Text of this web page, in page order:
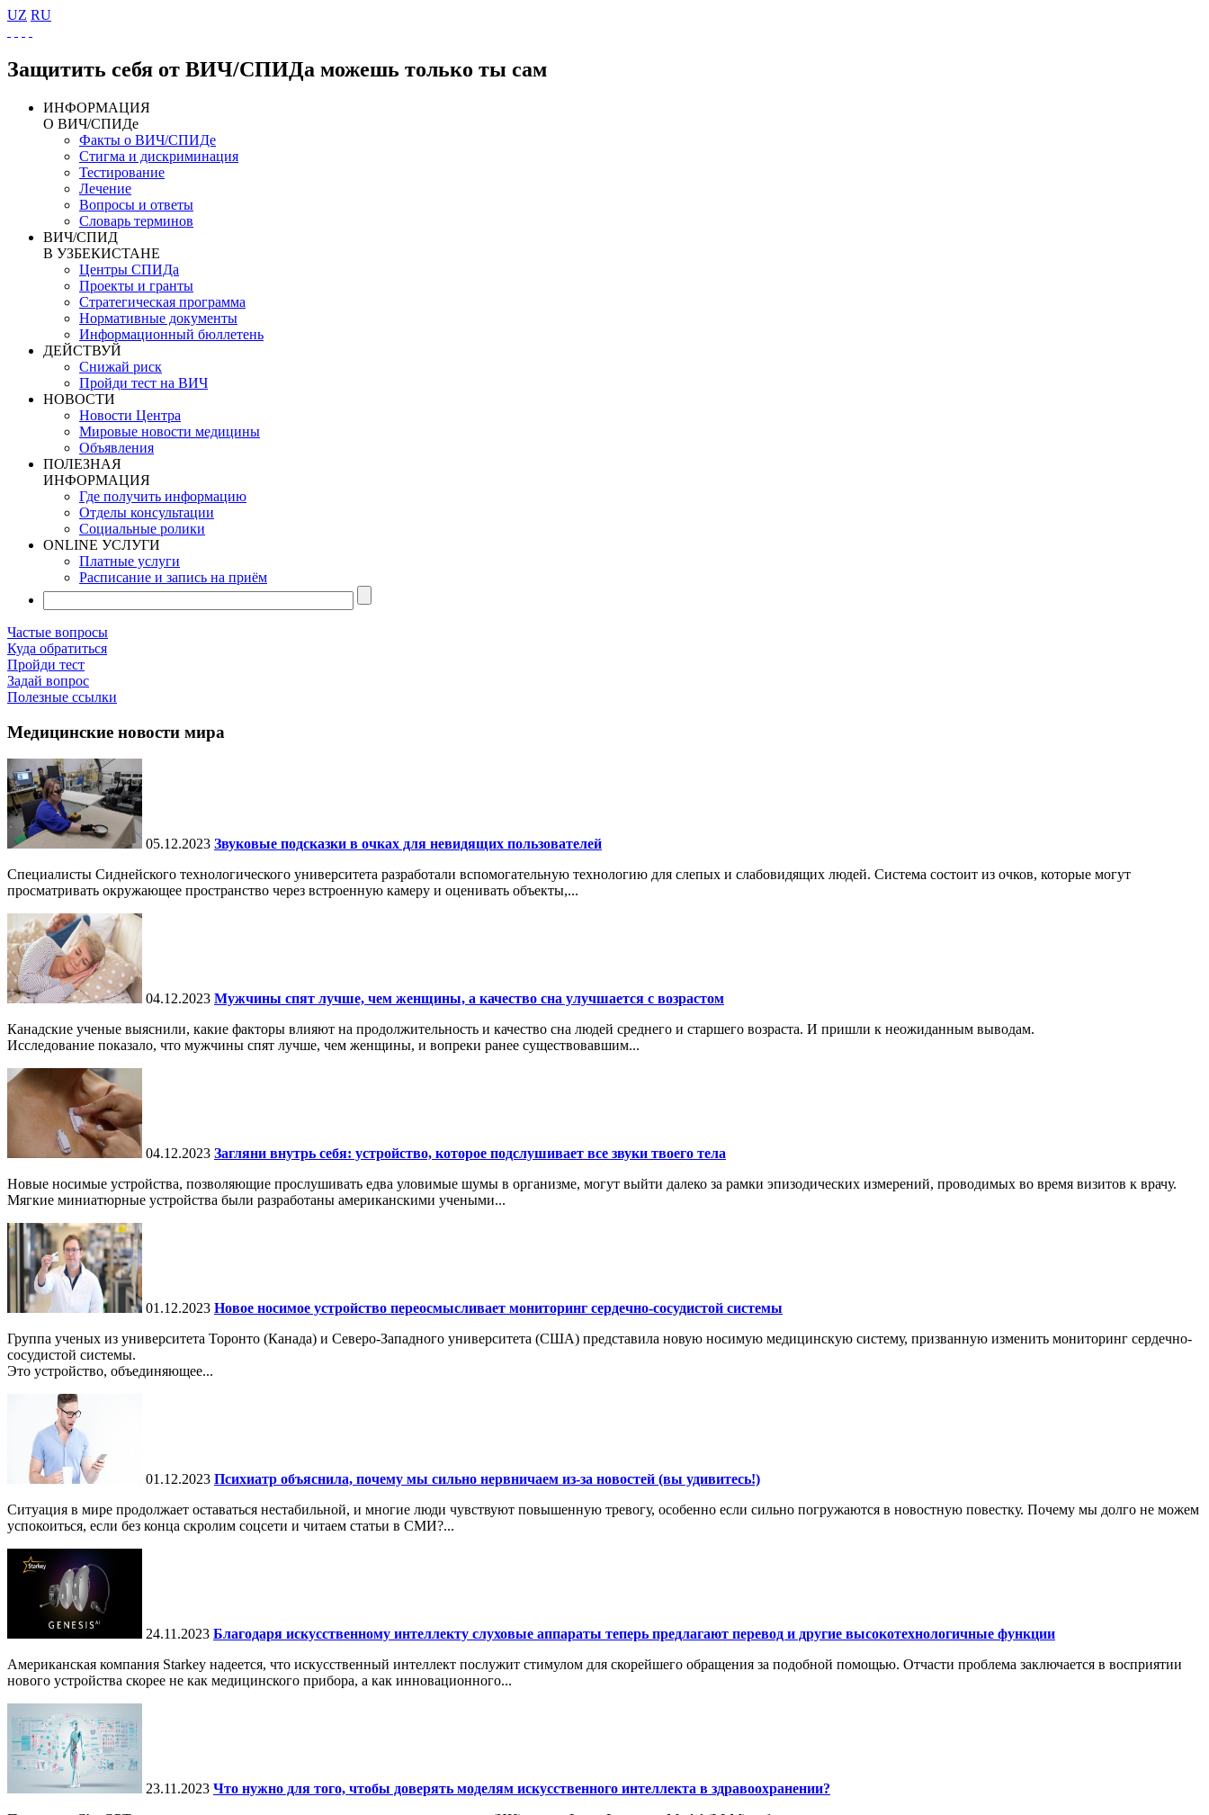
UZ RU
Защитить себя от ВИЧ/СПИДа можешь только ты сам
ИНФОРМАЦИЯ
О ВИЧ/СПИДе
Факты о ВИЧ/СПИДе
Стигма и дискриминация
Тестирование
Лечение
Вопросы и ответы
Словарь терминов
ВИЧ/СПИД
В УЗБЕКИСТАНЕ
Центры СПИДа
Проекты и гранты
Стратегическая программа
Нормативные документы
Информационный бюллетень
ДЕЙСТВУЙ
Снижай риск
Пройди тест на ВИЧ
НОВОСТИ
Новости Центра
Мировые новости медицины
Объявления
ПОЛЕЗНАЯ
ИНФОРМАЦИЯ
Где получить информацию
Отделы консультации
Социальные ролики
ONLINE УСЛУГИ
Платные услуги
Расписание и запись на приём
Частые вопросы
Куда обратиться
Пройди тест
Задай вопрос
Полезные ссылки
Медицинские новости мира
05.12.2023 Звуковые подсказки в очках для невидящих пользователей
Специалисты Сиднейского технологического университета разработали вспомогательную технологию для слепых и слабовидящих людей. Система состоит из очков, которые могут
просматривать окружающее пространство через встроенную камеру и оценивать объекты,...
04.12.2023 Мужчины спят лучше, чем женщины, а качество сна улучшается с возрастом
Канадские ученые выяснили, какие факторы влияют на продолжительность и качество сна людей среднего и старшего возраста. И пришли к неожиданным выводам.
Исследование показало, что мужчины спят лучше, чем женщины, и вопреки ранее существовавшим...
04.12.2023 Загляни внутрь себя: устройство, которое подслушивает все звуки твоего тела
Новые носимые устройства, позволяющие прослушивать едва уловимые шумы в организме, могут выйти далеко за рамки эпизодических измерений, проводимых во время визитов к врачу.
Мягкие миниатюрные устройства были разработаны американскими учеными...
01.12.2023 Новое носимое устройство переосмысливает мониторинг сердечно-сосудистой системы
Группа ученых из университета Торонто (Канада) и Северо-Западного университета (США) представила новую носимую медицинскую систему, призванную изменить мониторинг сердечно-
сосудистой системы.
Это устройство, объединяющее...
01.12.2023 Психиатр объяснила, почему мы сильно нервничаем из-за новостей (вы удивитесь!)
Ситуация в мире продолжает оставаться нестабильной, и многие люди чувствуют повышенную тревогу, особенно если сильно погружаются в новостную повестку. Почему мы долго не можем
успокоиться, если без конца скролим соцсети и читаем статьи в СМИ?...
24.11.2023 Благодаря искусственному интеллекту слуховые аппараты теперь предлагают перевод и другие высокотехнологичные функции
Американская компания Starkey надеется, что искусственный интеллект послужит стимулом для скорейшего обращения за подобной помощью. Отчасти проблема заключается в восприятии
нового устройства скорее не как медицинского прибора, а как инновационного...
23.11.2023 Что нужно для того, чтобы доверять моделям искусственного интеллекта в здравоохранении?